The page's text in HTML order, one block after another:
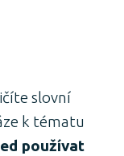
slovní
k tématu
používat